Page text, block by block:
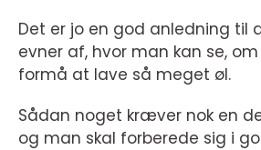
Det er jo en god anledning til
evner af, hvor man kan se,
formå at lave så meget øl.
Sådan noget kræver nok en
og man skal forberede sig i